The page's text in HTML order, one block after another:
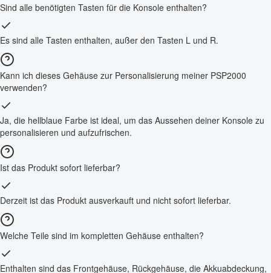
Sind alle benötigten Tasten für die Konsole enthalten?
Es sind alle Tasten enthalten, außer den Tasten L und R.
Kann ich dieses Gehäuse zur Personalisierung meiner PSP2000
verwenden?
Ja, die hellblaue Farbe ist ideal, um das Aussehen deiner Konsole zu
personalisieren und aufzufrischen.
Ist das Produkt sofort lieferbar?
Derzeit ist das Produkt ausverkauft und nicht sofort lieferbar.
Welche Teile sind im kompletten Gehäuse enthalten?
Enthalten sind das Frontgehäuse, Rückgehäuse, die Akkuabdeckung,